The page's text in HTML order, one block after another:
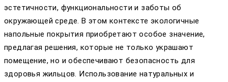
эстетичности, функциональности и заботы об
окружающей среде. В этом контексте экологичные
напольные покрытия приобретают особое значение,
предлагая решения, которые не только украшают
помещение, но и обеспечивают безопасность для
здоровья жильцов. Использование натуральных и